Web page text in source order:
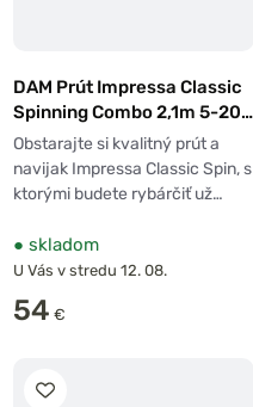
DAM Prút Impressa Classic
Spinning Combo 2,1m 5-20g
+ Navijak 2500
Obstarajte si kvalitný prút a
navijak Impressa Classic Spin, s
ktorými budete rybárčiť už…
● skladom
U Vás v stredu 12. 08.
54 €